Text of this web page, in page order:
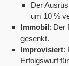
Der
um 10 %
Immobil: Der
gesenkt.
Improvisiert:
Erfolgswurf